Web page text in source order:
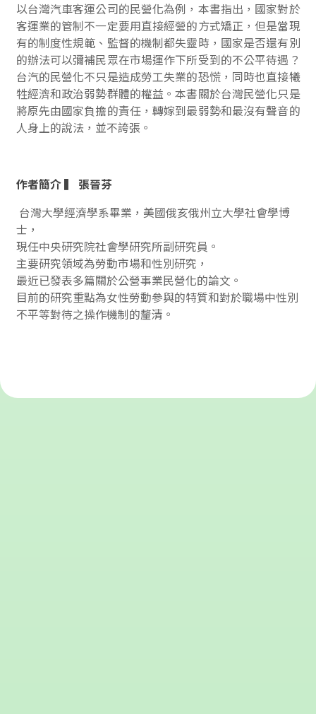
以台灣汽車客運公司的民營化為例，本書指出，國家對於
客運業的管制不一定要用直接經營的方式矯正，但是當現
有的制度性規範、監督的機制都失靈時，國家是否還有別
的辦法可以彌補民眾在市場運作下所受到的不公平待遇？
台汽的民營化不只是造成勞工失業的恐慌，同時也直接犧
牲經濟和政治弱勢群體的權益。本書關於台灣民營化只是
將原先由國家負擔的責任，轉嫁到最弱勢和最沒有聲音的
人身上的說法，並不誇張。
作者簡介 ▍ 張晉芬
台灣大學經濟學系畢業，美國俄亥俄州立大學社會學博
士，
現任中央研究院社會學研究所副研究員。
主要研究領域為勞動市場和性別研究，
最近已發表多篇關於公營事業民營化的論文。
目前的研究重點為女性勞動參與的特質和對於職場中性別
不平等對待之操作機制的釐清。